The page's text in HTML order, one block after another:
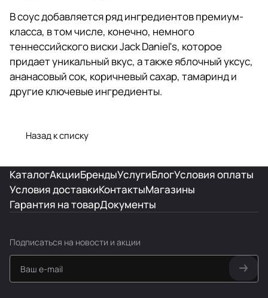
В соус добавляется ряд ингредиентов премиум-
класса, в том числе, конечно, немного
теннессийского виски Jack Daniel's, которое
придает уникальный вкус, а также яблочный уксус,
ананасовый сок, коричневый сахар, тамаринд и
другие ключевые ингредиенты.
Назад к списку
КаталогАкцииБрендыУслугиБлогУсловия оплаты
Условия доставкиКонтактыМагазины
Гарантия на товарДокументы
Подписаться на новости и акции